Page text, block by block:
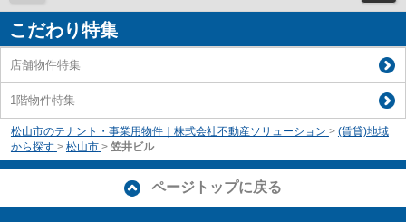
こだわり特集
店舗物件特集
1階物件特集
松山市のテナント・事業用物件｜株式会社不動産ソリューション > (賃貸)地域
から探す > 松山市 > 笠井ビル
ページトップに戻る